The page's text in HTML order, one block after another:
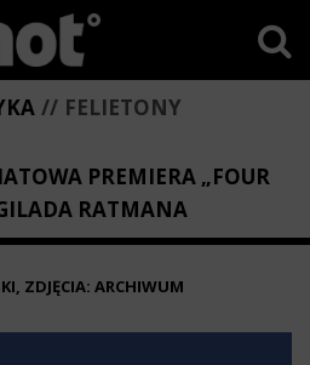
FELIETONY
PREMIERA „FOUR
RATMANA
ZDJĘCIA: ARCHIWUM